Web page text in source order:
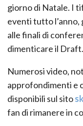
giorno di Natale. I
eventi tutto l’anno,
alle finali di
dimenticare il Draft.
Numerosi video,
approfondimenti e
disponibili sul sito
fan di rimanere in